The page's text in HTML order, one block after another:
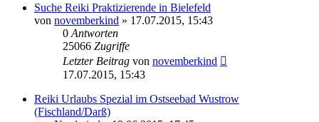
Suche Reiki Praktizierende in Bielefeld
von novemberkind » 17.07.2015, 15:43
0 Antworten
25066 Zugriffe
Letzter Beitrag von novemberkind
17.07.2015, 15:43
Reiki Urlaubs Spezial im Ostseebad Wustrow
(Fischland/Darß)